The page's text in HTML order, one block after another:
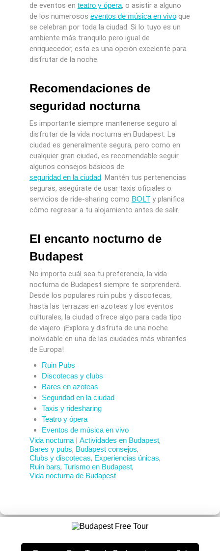
de eventos en teatro y ópera, o asistir a alguno
de los numerosos eventos de música en vivoque
se celebran por toda la ciudad. Si lo tuyo es un
ambiente más tranquilo pero igual de
enriquecedor, esta es una opción excelente para
disfrutar de la noche.
Recomendaciones de
seguridad nocturna
Es importante siempre mantenerse seguro al
disfrutar de la vida nocturna en Budapest. La
ciudad es generalmente segura, pero como en
cualquier gran ciudad, es recomendable seguir
algunos consejos básicos de
seguridad en la ciudad. Mantén tus pertenencias
seguras, asegúrate de usar taxis oficiales o
servicios de ride-sharing como BOLTy planifica
cómo regresar a tu alojamiento antes de salir.
El encanto nocturno de
Budapest
No importa cuál sea tu preferencia, la vida
nocturna de Budapest siempre te sorprenderá.
Desde los populares ruin pubs y discotecas,
hasta las terrazas en azoteas y los eventos
culturales, la ciudad ofrece algo para cada tipo
de viajero. ¡Explora y disfruta de una noche
inolvidable en una de las ciudades más vibrantes
de Europa!
Ruin Pubs
Discotecas y clubs
Bares en azoteas
Seguridad en la ciudad
Taxis y ridesharing
Teatro y ópera
Eventos de música en vivo
Vida nocturna| Actividades en Budapest,
Bares y pubs, Budapest consejos,
Clubs y discotecas, Experiencias únicas,
Ruin bars, Turismo en Budapest,
Vida nocturna de Budapest